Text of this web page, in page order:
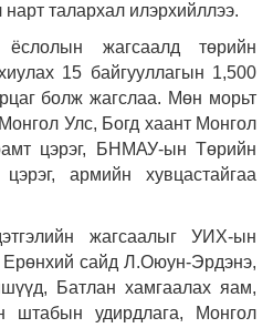
нарт талархал илэрхийллээ.
ёслолын жагсаалд төрийн
15 байгууллагын 1,500
болж жагслаа. Мөн морьт
Улс, Богд хаант Монгол
цэрэг, БНМАУ-ын Төрийн
армийн хувцастайгаа
жагсаалыг УИХ-ын
сайд Л.Оюун-Эрдэнэ,
Батлан хамгаалах яам,
штабын удирдлага, Монгол